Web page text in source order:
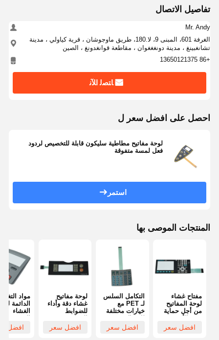
تبديل الغشاء الصناعي
تبديل غشاء مرن
تبديل غشاء ثنائي الفينيل متعدد الكلور
تبديل غشاء الإضاءة الخلفية
مفتاح غشاء لوحة المفاتيح
تبديل لوحة الغشاء
فيلم دليل الضوء
عدسة PMMA
تفاصيل الاتصال
Mr. Andy
الغرفة 601، المبنى 9، لا.180، طريق ماوجوشان ، قرية كياولي ، مدينة
تشانغبينغ ، مدينة دونغغغوان ، مقاطعة قوانغدونغ ، الصين
+86 13650121375
ﺎﺘﺼﻟ ﺍﻶﻧ
احصل على افضل سعر ل
لوحة مفاتيح مطاطية سليكون قابلة للتخصيص لردود
فعل لمسة متفوقة
استمر
المنتجات الموصى بها
مفتاح غشاء
لوحة المفاتيح
من أجل حماية
البنفسجية
0.1mm إلى
افضل سعر
التكامل السلس
لـ PET مع
خيارات مختلفة
لتحويل غشاء
لوحة المفاتيح
افضل سعر
لوحة مفاتيح
غشاء دقة وأداء
للضوابط
افضل سعر
مواد
الدائمة
الغشاء
المقاومة
افضل